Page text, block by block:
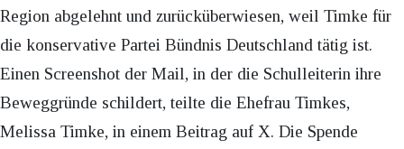
Region abgelehnt und zurücküberwiesen, weil Timke für
die konservative Partei Bündnis Deutschland tätig ist.
Einen Screenshot der Mail, in der die Schulleiterin ihre
Beweggründe schildert, teilte die Ehefrau Timkes,
Melissa Timke, in einem Beitrag auf X. Die Spende